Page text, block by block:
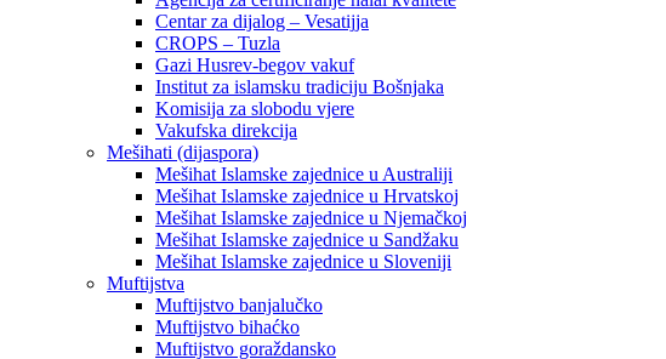
Centar za dijalog – Vesatijja
CROPS – Tuzla
Gazi Husrev-begov vakuf
Institut za islamsku tradiciju Bošnjaka
Komisija za slobodu vjere
Vakufska direkcija
Mešihati (dijaspora)
Mešihat Islamske zajednice u Australiji
Mešihat Islamske zajednice u Hrvatskoj
Mešihat Islamske zajednice u Njemačkoj
Mešihat Islamske zajednice u Sandžaku
Mešihat Islamske zajednice u Sloveniji
Muftijstva
Muftijstvo banjalučko
Muftijstvo bihaćko
Muftijstvo goraždansko